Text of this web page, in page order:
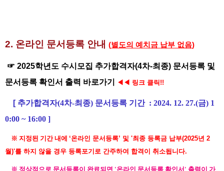
2. 온라인 문서등록 안내 (별도의 예치금 납부 없음)
☞ 2025학년도 수시모집 추가합격자(4차-최종) 문서등록 및
문서등록 확인서 출력 바로가기
◀ ◀ 링크 클릭!!
[ 추가합격자(4차-최종) 문서등록 기간: 2024. 12. 27.(금) 1
0:00 ~ 16:00 ]
※ 지정된 기간 내에 ‘온라인 문서등록’ 및 '최종 등록금 납부(2025년 2
월)'를 하지 않을 경우 등록포기로 간주하여 합격이 취소됩니다.
※ 정상적으로 문서등록이 완료되면 '온라인 문서등록 확인서' 출력이 가